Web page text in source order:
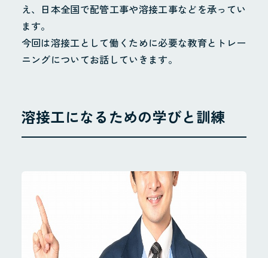
え、日本全国で配管工事や溶接工事などを承ってい
ます。
今回は溶接工として働くために必要な教育とトレー
ニングについてお話していきます。
溶接工になるための学びと訓練